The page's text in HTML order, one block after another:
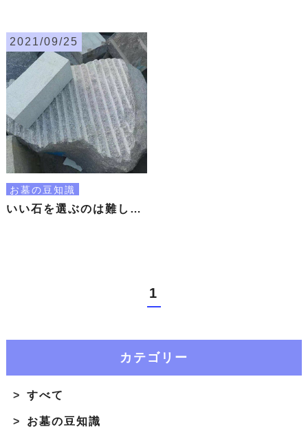
お墓の豆知識
いい石を選ぶのは難しい。
2021/09/25
1
カテゴリー
すべて
お墓の豆知識